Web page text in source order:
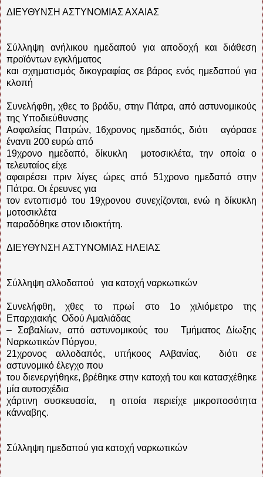
ΔΙΕΥΘΥΝΣΗ ΑΣΤΥΝΟΜΙΑΣ ΑΧΑΙΑΣ
Σύλληψη ανήλικου ημεδαπού για αποδοχή και διάθεση
προϊόντων εγκλήματος
και σχηματισμός δικογραφίας σε βάρος ενός ημεδαπού για
κλοπή
Συνελήφθη, χθες το βράδυ, στην Πάτρα, από αστυνομικούς
της Υποδιεύθυνσης
Ασφαλείας Πατρών, 16χρονος ημεδαπός, διότι αγόρασε
έναντι 200 ευρώ από
19χρονο ημεδαπό, δίκυκλη μοτοσικλέτα, την οποία ο
τελευταίος είχε
αφαιρέσει πριν λίγες ώρες από 51χρονο ημεδαπό στην
Πάτρα. Οι έρευνες για
τον εντοπισμό του 19χρονου συνεχίζονται, ενώ η δίκυκλη
μοτοσικλέτα
παραδόθηκε στον ιδιοκτήτη.
ΔΙΕΥΘΥΝΣΗ ΑΣΤΥΝΟΜΙΑΣ ΗΛΕΙΑΣ
Σύλληψη αλλοδαπού για κατοχή ναρκωτικών
Συνελήφθη, χθες το πρωί στο 1ο χιλιόμετρο της
Επαρχιακής Οδού Αμαλιάδας
– Σαβαλίων, από αστυνομικούς του Τμήματος Δίωξης
Ναρκωτικών Πύργου,
21χρονος αλλοδαπός, υπήκοος Αλβανίας, διότι σε
αστυνομικό έλεγχο που
του διενεργήθηκε, βρέθηκε στην κατοχή του και κατασχέθηκε
μία αυτοσχέδια
χάρτινη συσκευασία, η οποία περιείχε μικροποσότητα
κάνναβης.
Σύλληψη ημεδαπού για κατοχή ναρκωτικών